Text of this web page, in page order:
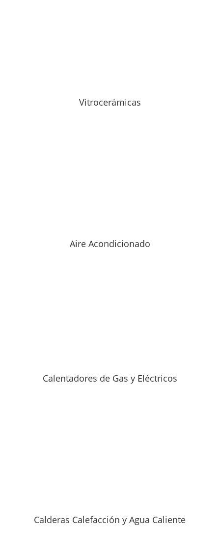
Vitrocerámicas
Aire Acondicionado
Calentadores de Gas y Eléctricos
Calderas Calefacción y Agua Caliente